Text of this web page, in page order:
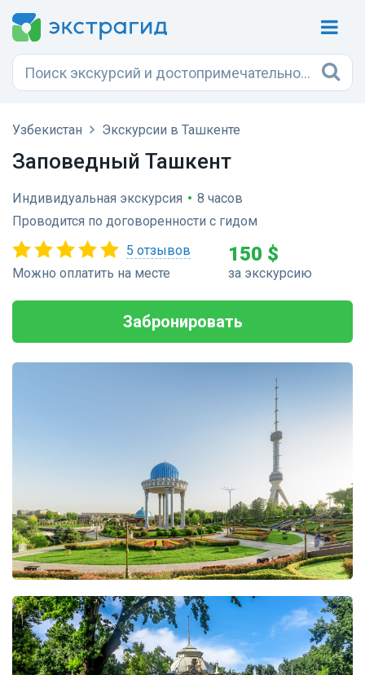
Узбекистан Экскурсии в Ташкенте
Заповедный Ташкент
Индивидуальная экскурсия • 8 часов
Проводится по договоренности с гидом
5 отзывов
Можно оплатить на месте
150 $
за экскурсию
Забронировать